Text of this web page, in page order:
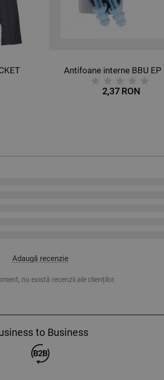
Antifoane interne BBU EP
2,37 RON
Adaugă recenzie
nu există recenzii ale clienților.
to Business